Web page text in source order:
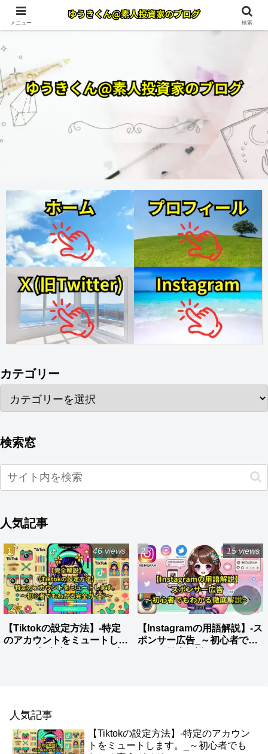
カテゴリー
検索窓
人気記事
【Tiktokの設定方法】-特定
のアカウントをミュートしま
46 views
【Instagramの用語解説】-ス
ポンサー広告_～初心者でも
15 views
人気記事
【Tiktokの設定方法】-特定のアカウン
トをミュートします。_～初心者でも
メニュー 検索